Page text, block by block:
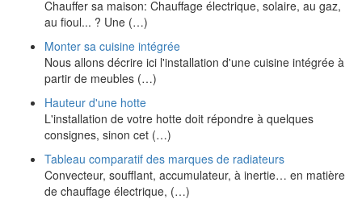
Chauffer sa maison: Chauffage électrique, solaire, au gaz,
au fioul... ? Une (…)
Monter sa cuisine intégrée
Nous allons décrire ici l'installation d'une cuisine intégrée à
partir de meubles (…)
Hauteur d'une hotte
L'installation de votre hotte doit répondre à quelques
consignes, sinon cet (…)
Tableau comparatif des marques de radiateurs
Convecteur, soufflant, accumulateur, à inertie… en matière
de chauffage électrique, (…)